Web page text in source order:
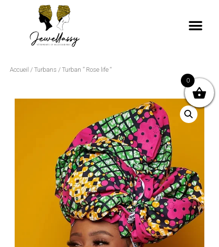
Accueil / Turbans / Turban ” Rose life “
0